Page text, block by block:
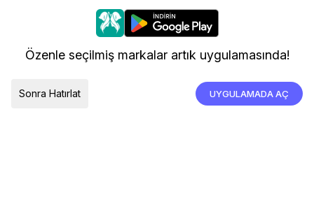
Sık Sorulan Sorular
Nasıl Sipariş Verebilirim?
Kargo ve Teslimat
Daha iyi bir alışveriş deneyimi için çerezleri
kullanıyoruz.
Özenle seçilmiş markalar artık uygulamasında!
Sonra Hatırlat UYGULAMADA AÇ